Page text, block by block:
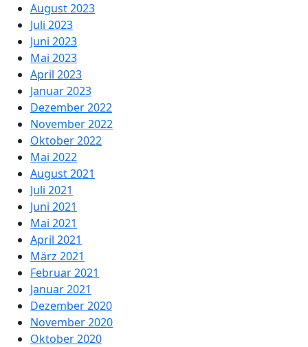
August 2023
Juli 2023
Juni 2023
Mai 2023
April 2023
Januar 2023
Dezember 2022
November 2022
Oktober 2022
Mai 2022
August 2021
Juli 2021
Juni 2021
Mai 2021
April 2021
März 2021
Februar 2021
Januar 2021
Dezember 2020
November 2020
Oktober 2020